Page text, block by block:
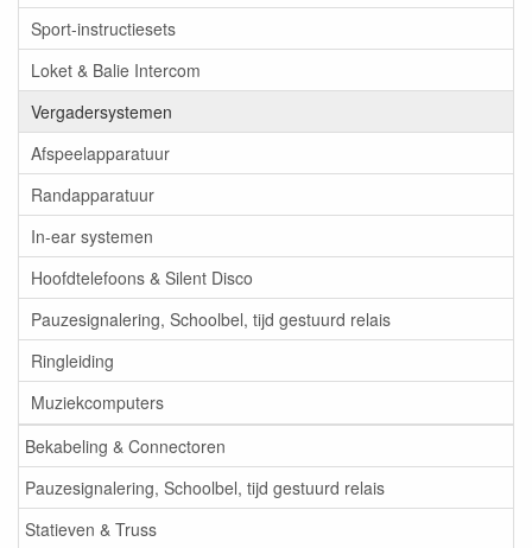
Sport-instructiesets
Loket & Balie Intercom
Vergadersystemen
Afspeelapparatuur
Randapparatuur
In-ear systemen
Hoofdtelefoons & Silent Disco
Pauzesignalering, Schoolbel, tijd gestuurd relais
Ringleiding
Muziekcomputers
Bekabeling & Connectoren
Pauzesignalering, Schoolbel, tijd gestuurd relais
Statieven & Truss